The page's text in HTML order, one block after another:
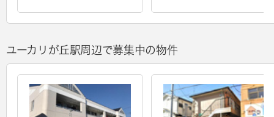
ユーカリが丘駅周辺で募集中の物件